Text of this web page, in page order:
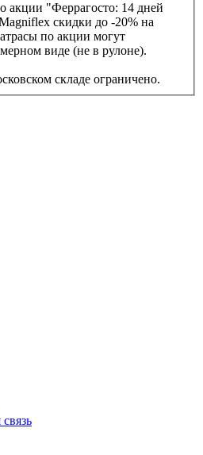
акции "Феррагосто: 14 дней
скидки до -20% на
по акции могут
виде (не в рулоне).
складе ограничено.